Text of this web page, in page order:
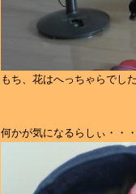
もち、花はへっちゃらでし
何かが気になるらしぃ・・